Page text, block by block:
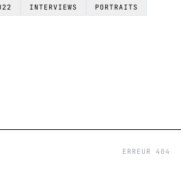
INTERVIEWS PORTRAITS
ERREUR 404